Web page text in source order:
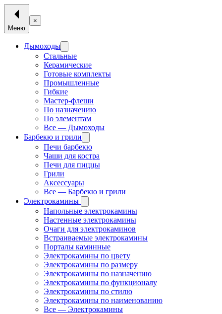
Меню
×
Дымоходы
Стальные
Керамические
Готовые комплекты
Промышленные
Гибкие
Мастер-флеши
По назначению
По элементам
Все — Дымоходы
Барбекю и грили
Печи барбекю
Чаши для костра
Печи для пиццы
Грили
Аксессуары
Все — Барбекю и грили
Электрокамины
Напольные электрокамины
Настенные электрокамины
Очаги для электрокаминов
Встраиваемые электрокамины
Порталы каминные
Электрокамины по цвету
Электрокамины по размеру
Электрокамины по назначению
Электрокамины по функционалу
Электрокамины по стилю
Электрокамины по наименованию
Все — Электрокамины